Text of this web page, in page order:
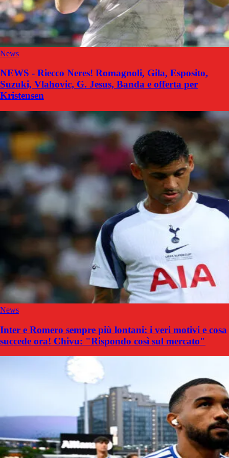
News
NEWS - Riecco Neres! Romagnoli, Gila, Esposito,
Suzuki, Vlahovic, G. Jesus, Banda e offerta per
Kristensen
News
Inter e Romero sempre più lontani: i veri motivi e cosa
succede ora! Chivu: "Rispondo così sul mercato"